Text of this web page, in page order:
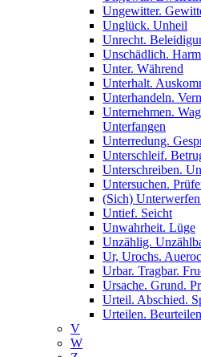
Ungewitter.
Unglück. Unheil
Unrecht.
Unschädlich.
Unter. Während
Unterhalt.
Unterhandeln.
Unternehmen.
Unterfangen
Unterredung.
Unterschleif.
Unterschreiben.
Untersuchen.
(Sich)
Untief. Seicht
Unwahrheit. Lüge
Unzählig.
Ur, Urochs.
Urbar. Tragbar.
Ursache. Grund.
Urteil. Abschied.
Urteilen.
V
W